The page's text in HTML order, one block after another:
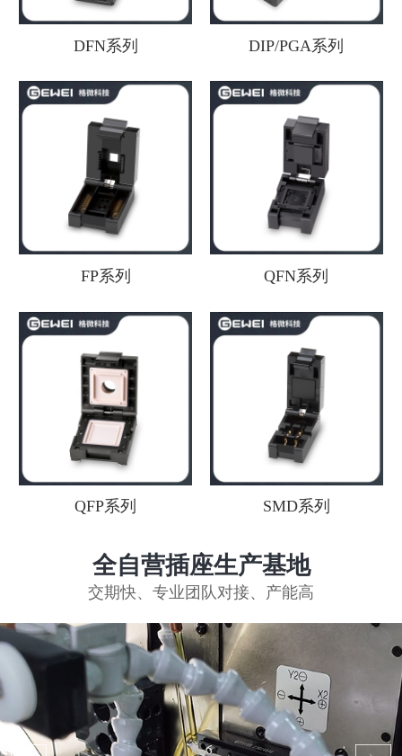
DFN系列 DIP/PGA系列
FP系列 QFN系列
QFP系列 SMD系列
全自营插座生产基地
交期快、专业团队对接、产能高